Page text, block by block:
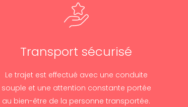
Transport sécurisé
Le trajet est effectué avec une conduite
souple et une attention constante portée
au bien-être de la personne transportée.